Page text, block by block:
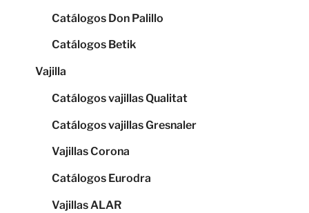
Catálogos Don Palillo
Catálogos Betik
Vajilla
Catálogos vajillas Qualitat
Catálogos vajillas Gresnaler
Vajillas Corona
Catálogos Eurodra
Vajillas ALAR